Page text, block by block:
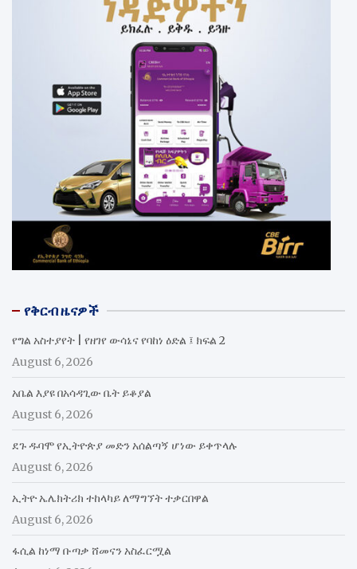
የቅርብ ዜናዎች
የግል አስተያየት | የዘገየ ውሳኔና የባከነ ዕድል ፤ ክፍል 2
August 6, 2026
አቤል እያዩ በአሳዳጊው ቤት ይቆያል
August 6, 2026
ደጉ ዱባሞ የኢትዮጵያ መድን አሰልጣኝ ሆነው ይቀጥላሉ
August 6, 2026
ኢትዮ ኤሌክትሪክ ተከላካይ ለማግኘት ተቃርበዋል
August 6, 2026
ፋሲል ከነማ ቡጣቃ ሸመናን አስፈርሟል